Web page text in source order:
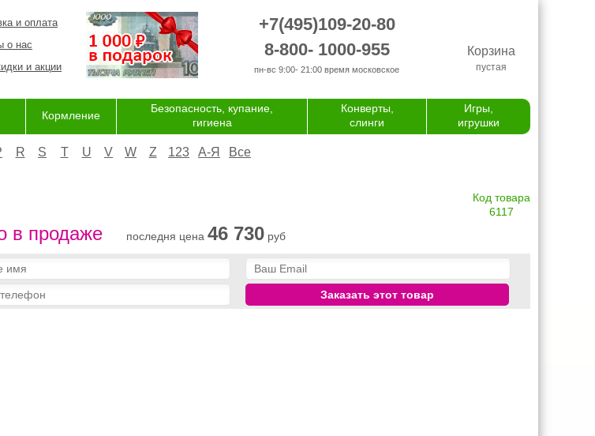
и оплата
о нас
и акции
+7(495)109-20-80
8-800- 1000-955
пн-вс 9:00- 21:00 время московское
Корзина
пустая
Кормление
Безопасность, купание,
гигиена
Конверты,
слинги
Игры,
игрушки
R S T U V W Z 123 А-Я Все
Код товара
6117
в продаже последня цена 46 730 руб
Заказать этот товар